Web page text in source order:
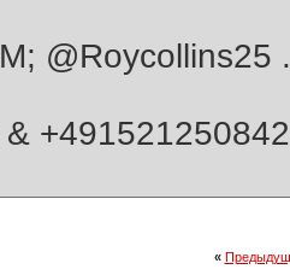
@Roycollins25 .
«